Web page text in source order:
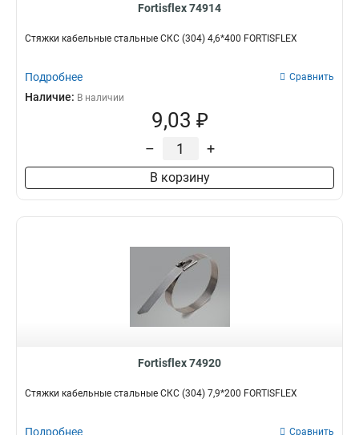
Fortisflex 74914
Стяжки кабельные стальные СКС (304) 4,6*400 FORTISFLEX
Подробнее Сравнить
Наличие: В наличии
9,03 ₽
– +
В корзину
Fortisflex 74920
Стяжки кабельные стальные СКС (304) 7,9*200 FORTISFLEX
Подробнее Сравнить